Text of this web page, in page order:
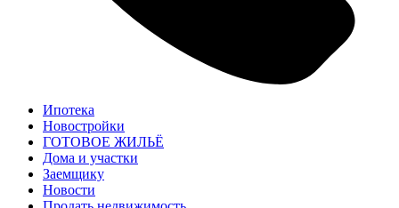
Ипотека
Новостройки
ГОТОВОЕ ЖИЛЬЁ
Дома и участки
Заемщику
Новости